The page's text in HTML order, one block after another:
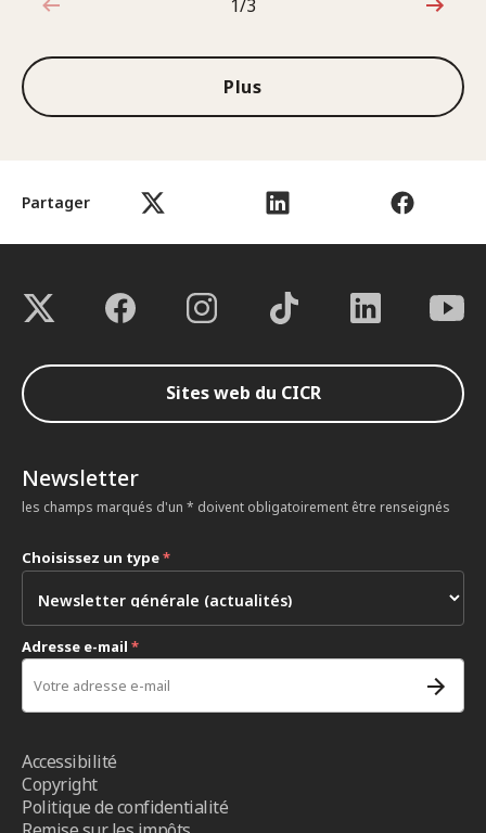
Partager
1sur3
1/3
Plus
Sites web du CICR
Newsletter
les champs marqués d'un * doivent obligatoirement être renseignés
Choisissez un type*
Adresse e-mail *
Accessibilité
Copyright
Politique de confidentialité